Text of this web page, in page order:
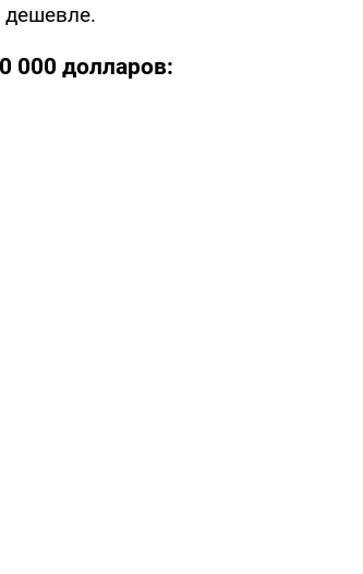
дешевле.
000 долларов: